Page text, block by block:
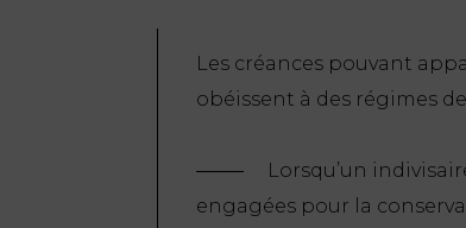
Les créances pouvant
obéissent à des régimes
Lorsqu’un
engagées pour la